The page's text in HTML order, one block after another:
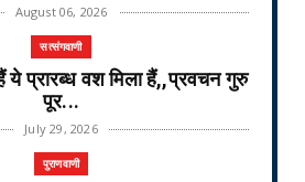
August 06, 2026
सत्संगवाणी
ये प्रारब्ध वश मिला हैं,,प्रवचन गुरु
पूर...
July 29, 2026
पुराणवाणी